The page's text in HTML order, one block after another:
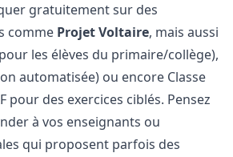
gratuitement sur des
comme Projet Voltaire, mais aussi
les élèves du primaire/collège),
automatisée) ou encore Classe
pour des exercices ciblés. Pensez
à vos enseignants ou
qui proposent parfois des